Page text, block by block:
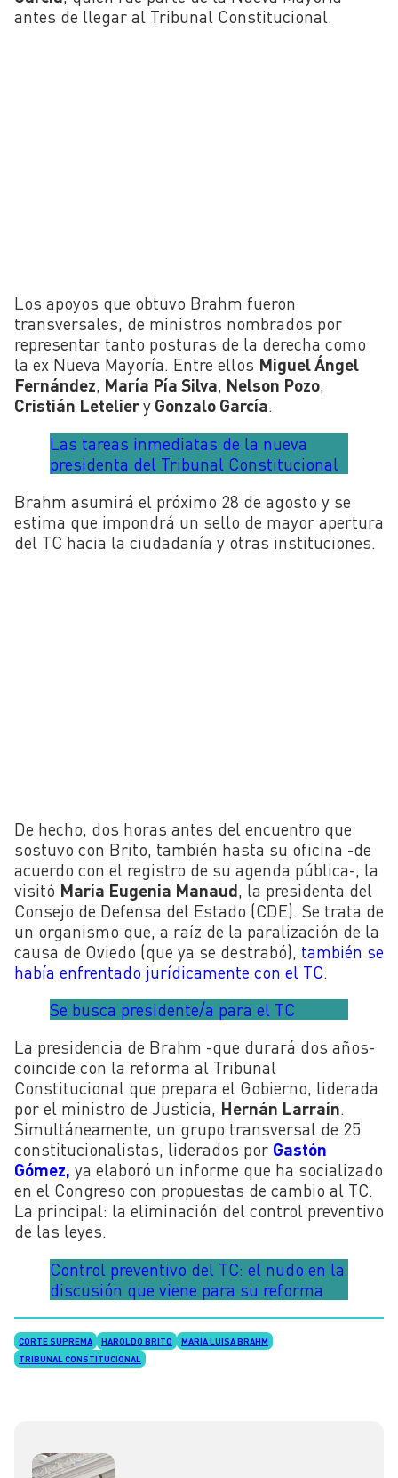
antes de llegar al Tribunal Constitucional.
Los apoyos que obtuvo Brahm fueron
transversales, de ministros nombrados por
representar tanto posturas de la derecha como
la ex Nueva Mayoría. Entre ellos Miguel Ángel
Fernández, María Pía Silva, Nelson Pozo,
Cristián Leteliery Gonzalo García.
Las tareas inmediatas de la nueva
presidenta del Tribunal Constitucional
Brahm asumirá el próximo 28 de agosto y se
estima que impondrá un sello de mayor apertura
del TC hacia la ciudadanía y otras instituciones.
De hecho, dos horas antes del encuentro que
sostuvo con Brito, también hasta su oficina -de
acuerdo con el registro de su agenda pública-, la
visitó María Eugenia Manaud, la presidenta del
Consejo de Defensa del Estado (CDE). Se trata de
un organismo que, a raíz de la paralización de la
causa de Oviedo (que ya se destrabó), también se
había enfrentado jurídicamente con el TC.
Se busca presidente/a para el TC
La presidencia de Brahm -que durará dos años-
coincide con la reforma al Tribunal
Constitucional que prepara el Gobierno, liderada
por el ministro de Justicia, Hernán Larraín.
Simultáneamente, un grupo transversal de 25
constitucionalistas, liderados por Gastón
Gómez, ya elaboró un informe que ha socializado
en el Congreso con propuestas de cambio al TC.
La principal: la eliminación del control preventivo
de las leyes.
Control preventivo del TC: el nudo en la
discusión que viene para su reforma
CORTE SUPREMA HAROLDO BRITO
MARÍA LUISA BRAHM
TRIBUNAL CONSTITUCIONAL